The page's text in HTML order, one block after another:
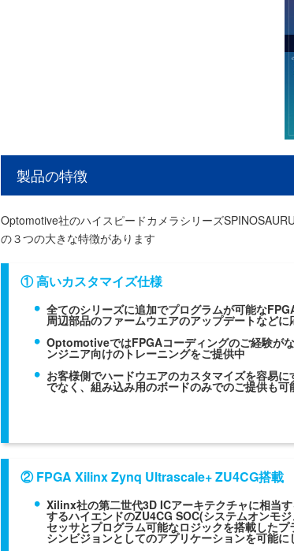
製品の特徴
Optomotive社のハイスピードカメラシリーズ
の３つの大きな特徴があります
① 高いカスタマイズ仕様
全てのシリーズに追加でプログラムが可能な
周辺部品のファームウエアのアップデートなど
OptomotiveではFPGAコーディングのご経験が
ンジニア向けのトレーニングをご提供中
お客様側でハードウエアのカスタマイズを容易
でなく、組み込み用のボードのみでのご提供も可
② FPGA Xilinx Zynq Ultrascale+ ZU4CG搭載
Xilinx社の第二世代3D ICアーキテクチャに相当
するハイエンドのZU4CG SOC(システムオンモ
セッサとプログラム可能なロジックを搭載した
シンビジョンとしてのアプリケーションを可能に